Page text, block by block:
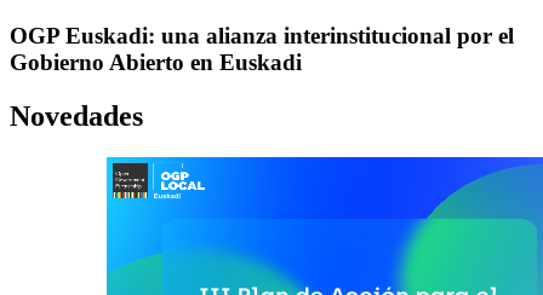
OGP Euskadi: una alianza interinstitucional por el
Gobierno Abierto en Euskadi
Novedades